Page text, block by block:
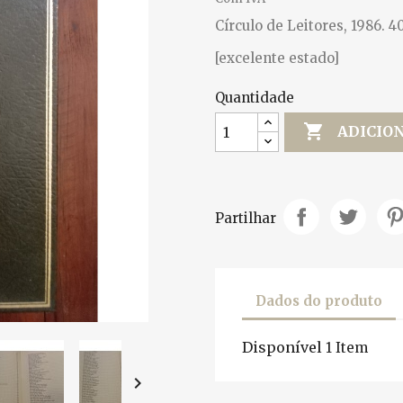

Círculo de Leitores, 1986.
[excelente estado]
Quantidade

Partilhar
Dados do produto
Disponível 1 Item